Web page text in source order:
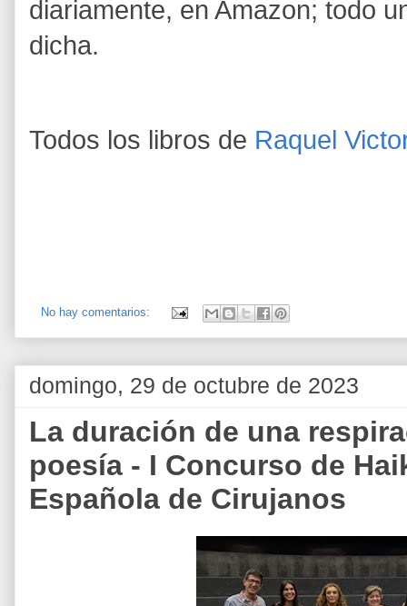
diariamente, en Amazon; todo
dicha.
Todos los libros de Raquel
No hay comentarios:
domingo, 29 de octubre de 2023
La duración de una
poesía - I Concurso de
Española de Cirujanos